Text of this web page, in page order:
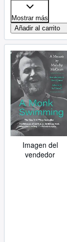
Mostrar más
Añadir al carrito
Imagen del
vendedor